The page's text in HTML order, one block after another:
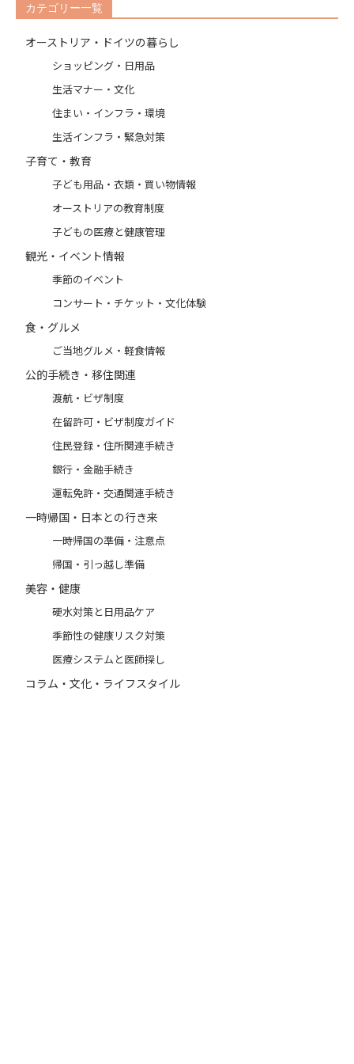
カテゴリー一覧
オーストリア・ドイツの暮らし
ショッピング・日用品
生活マナー・文化
住まい・インフラ・環境
生活インフラ・緊急対策
子育て・教育
子ども用品・衣類・買い物情報
オーストリアの教育制度
子どもの医療と健康管理
観光・イベント情報
季節のイベント
コンサート・チケット・文化体験
食・グルメ
ご当地グルメ・軽食情報
公的手続き・移住関連
渡航・ビザ制度
在留許可・ビザ制度ガイド
住民登録・住所関連手続き
銀行・金融手続き
運転免許・交通関連手続き
一時帰国・日本との行き来
一時帰国の準備・注意点
帰国・引っ越し準備
美容・健康
硬水対策と日用品ケア
季節性の健康リスク対策
医療システムと医師探し
コラム・文化・ライフスタイル